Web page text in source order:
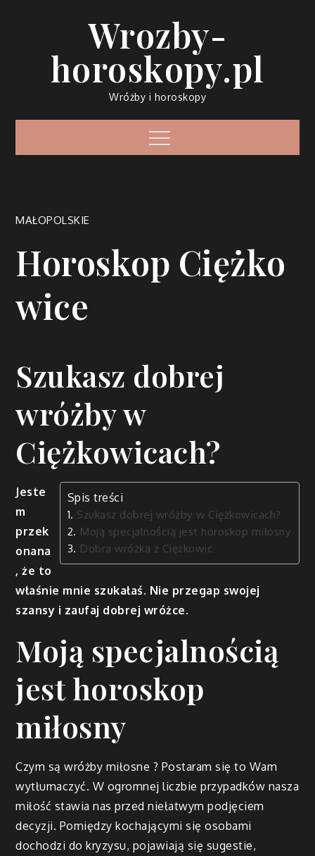
Wrozby-
horoskopy.pl
Wróżby i horoskopy
Menu
MAŁOPOLSKIE
Horoskop Ciężko
wice
Szukasz dobrej
wróżby w
Ciężkowicach?
Spis treści
Szukasz dobrej wróżby w Ciężkowicach?
Moją specjalnością jest horoskop miłosny
Dobra wróżka z Ciężkowic
Jeste
m
przek
onana
, że to
właśnie mnie szukałaś. Nie przegap swojej
szansy i zaufaj dobrej wróżce.
Moją specjalnością
jest horoskop
miłosny
Czym są wróżby miłosne ? Postaram się to Wam
wytłumaczyć. W ogromnej liczbie przypadków nasza
miłość stawia nas przed niełatwym podjęciem
decyzji. Pomiędzy kochającymi się osobami
dochodzi do kryzysu, pojawiają się sugestie,